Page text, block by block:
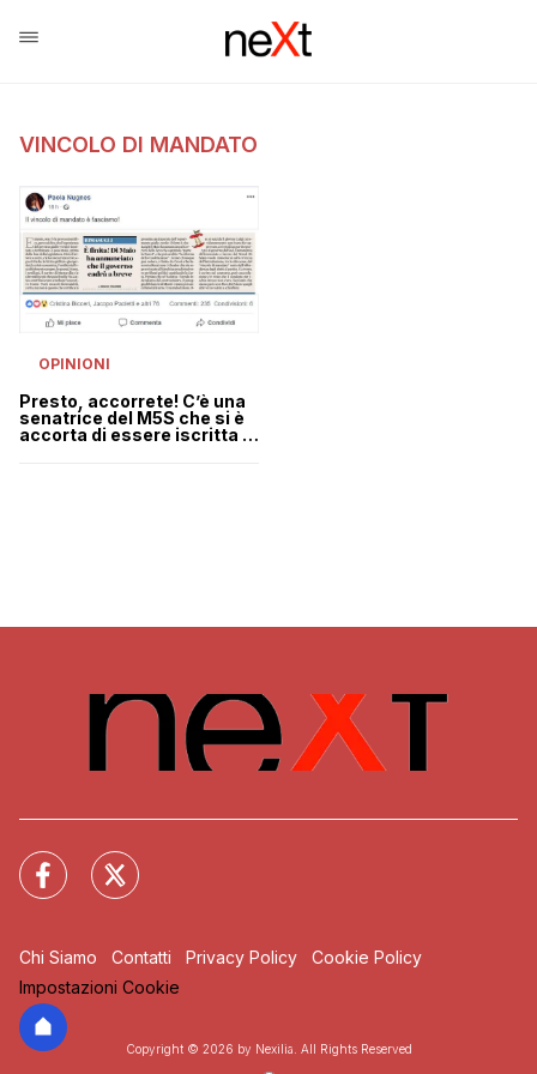
VINCOLO DI MANDATO
OPINIONI
Presto, accorrete! C’è una
senatrice del M5S che si è
accorta di essere iscritta al
Chi Siamo Contatti Privacy Policy
Cookie Policy
Impostazioni Cookie
Copyright © 2026 by Nexilia. All Rights Reserved